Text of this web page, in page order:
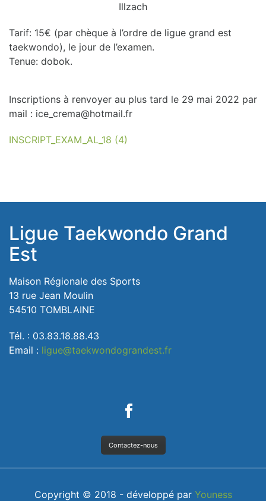
Illzach
Tarif: 15€ (par chèque à l’ordre de ligue grand est
taekwondo), le jour de l’examen.
Tenue: dobok.
Inscriptions à renvoyer au plus tard le 29 mai 2022 par
mail : ice_crema@hotmail.fr
INSCRIPT_EXAM_AL_18 (4)
Ligue Taekwondo Grand
Est
Maison Régionale des Sports
13 rue Jean Moulin
54510 TOMBLAINE
Tél. : 03.83.18.88.43
Email : ligue@taekwondograndest.fr
Contactez-nous
Copyright © 2018 - développé par Youness